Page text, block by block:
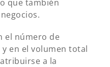
que también
el número de
en el volumen total
a la